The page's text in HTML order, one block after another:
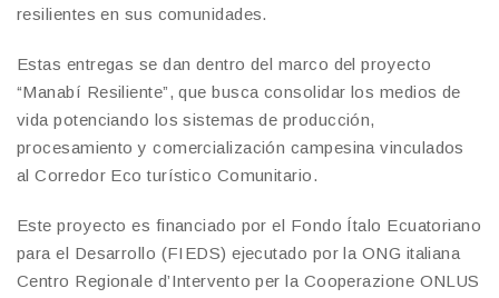
resilientes en sus comunidades.
Estas entregas se dan dentro del marco del proyecto
“Manabí Resiliente”, que busca consolidar los medios de
vida potenciando los sistemas de producción,
procesamiento y comercialización campesina vinculados
al Corredor Eco turístico Comunitario.
Este proyecto es financiado por el Fondo Ítalo Ecuatoriano
para el Desarrollo (FIEDS) ejecutado por la ONG italiana
Centro Regionale d’Intervento per la Cooperazione ONLUS